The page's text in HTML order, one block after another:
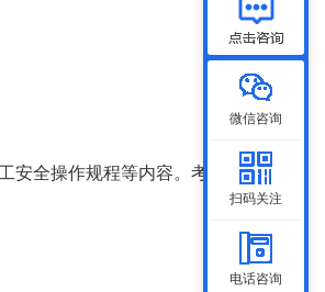
安全操作规程等内容。考生需
微信咨询
扫码关注
电话咨询